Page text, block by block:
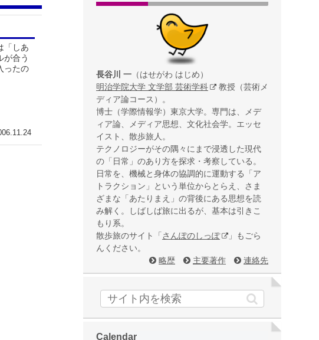
「しあ
が合う
ったの
長谷川 一 （はせがわ はじめ）
明治学院大学 文学部 芸術学科
教授（芸術メ
ディア論コース）。
博士（学際情報学）東京大学。専門は、メデ
ィア論、メディア思想、文化社会学。エッセ
イスト、散歩旅人。
テクノロジーがその隅々にまで浸透した現代
の「日常」のあり方を探求・考察している。
日常を、機械と身体の協調的に運動する「ア
トラクション」という単位からとらえ、さま
ざまな「あたりまえ」の背後にある思想を読
み解く。しばしば旅に出るが、基本は引きこ
もり系。
散歩旅のサイト「 さんぽのしっぽ
」もごら
んください。
略歴
主要著作 連絡先
Calendar